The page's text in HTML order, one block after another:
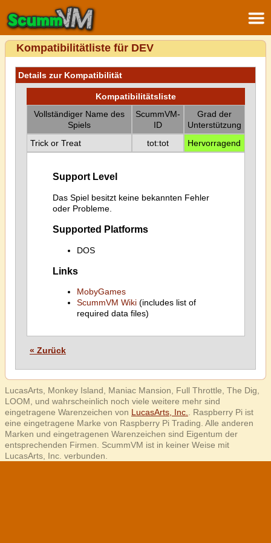
Kompatibilitätliste für DEV
Details zur Kompatibilität
Kompatibilitätsliste
Vollständiger Name des
Spiels
ScummVM-
ID
Grad der
Unterstützung
Trick or Treat
tot:tot Hervorragend
Support Level
Das Spiel besitzt keine bekannten Fehler
oder Probleme.
Supported Platforms
DOS
Links
MobyGames
ScummVM Wiki(includes list of
required data files)
« Zurück
LucasArts, Monkey Island, Maniac Mansion, Full Throttle, The Dig,
LOOM, und wahrscheinlich noch viele weitere mehr sind
eingetragene Warenzeichen von LucasArts, Inc.
. Raspberry Pi ist
eine eingetragene Marke von Raspberry Pi Trading. Alle anderen
Marken und eingetragenen Warenzeichen sind Eigentum der
entsprechenden Firmen. ScummVM ist in keiner Weise mit
LucasArts, Inc. verbunden.